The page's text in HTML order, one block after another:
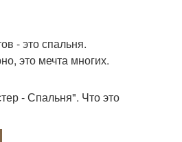
- это спальня.
это мечта многих.
- Спальня". Что это